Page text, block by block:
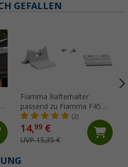
GEFALLEN
Fiamma Rafterhalter
passend zu Fiamma F45
S/L / ZIP
(2)
14,99€
UVP 15,35 €